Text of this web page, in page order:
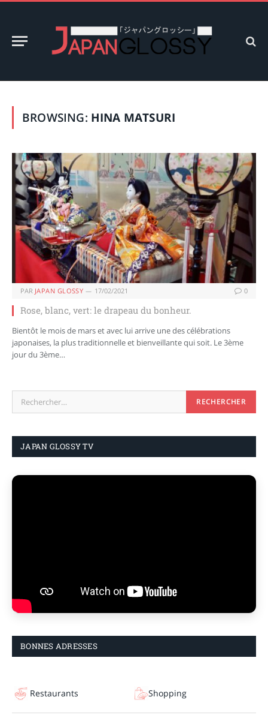
BROWSING: HINA MATSURI
PAR JAPAN GLOSSY 17/02/2021 0
Rose, blanc, vert: le drapeau du bonheur.
Bientôt le mois de mars et avec lui arrive une des célébrations
japonaises, la plus traditionnelle et bienveillante qui soit. Le 3ème
jour du 3ème…
JAPAN GLOSSY TV
BONNES ADRESSES
Restaurants Shopping